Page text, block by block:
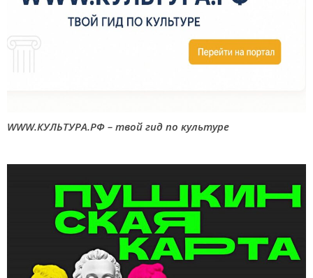
WWW.КУЛЬТУРА.РФ – твой гид по культуре